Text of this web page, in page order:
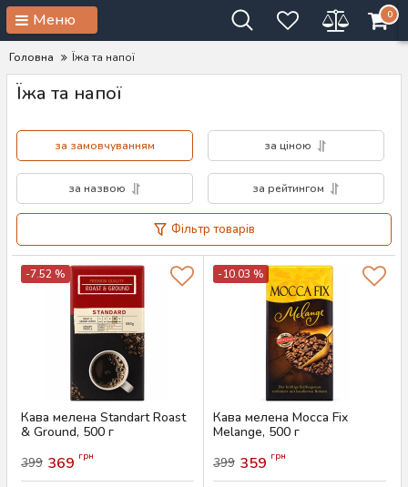
Меню 0
Головна Їжа та напої
Їжа та напої
за замовчуванням за ціною
за назвою за рейтингом
Фільтр товарів
-7.52 %
Кава мелена Standart Roast
& Ground, 500 г
399 369 грн
-10.03 %
Кава мелена Mocca Fix
Melange, 500 г
399 359 грн